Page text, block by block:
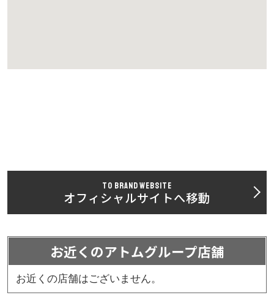
TO BRAND WEBSITE
オフィシャルサイトへ移動
お近くのアトムグループ店舗
お近くの店舗はございません。